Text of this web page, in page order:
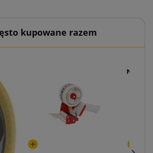
kupowane razem
Nóż